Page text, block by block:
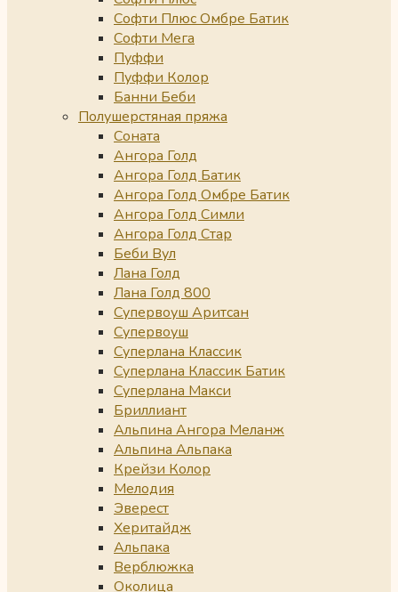
Софти Плюс Омбре Батик
Софти Мега
Пуффи
Пуффи Колор
Банни Беби
Полушерстяная пряжа
Соната
Ангора Голд
Ангора Голд Батик
Ангора Голд Омбре Батик
Ангора Голд Симли
Ангора Голд Стар
Беби Вул
Лана Голд
Лана Голд 800
Супервоуш Аритсан
Супервоуш
Суперлана Классик
Суперлана Классик Батик
Суперлана Макси
Бриллиант
Альпина Ангора Меланж
Альпина Альпака
Крейзи Колор
Мелодия
Эверест
Херитайдж
Альпака
Верблюжка
Околица